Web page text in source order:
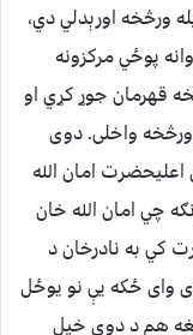
ورڅخه اورېدلي دي،
پوځي مرکزونه
قهرمان جوړ کړي او
ورڅخه واخلی. دوی
امان الله
چي امان الله خان
کي به نادرخان د
وای ځکه یې نو یوځل
هم د دوی خپل